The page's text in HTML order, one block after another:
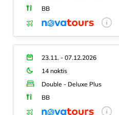
BB
23.11. - 07.12.2026
14 naktis
Double - Deluxe Plus
BB